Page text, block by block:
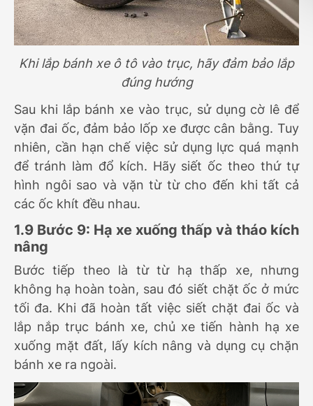
Khi lắp bánh xe ô tô vào trục, hãy đảm bảo lắp
đúng hướng
Sau khi lắp bánh xe vào trục, sử dụng cờ lê để
vặn đai ốc, đảm bảo lốp xe được cân bằng. Tuy
nhiên, cần hạn chế việc sử dụng lực quá mạnh
để tránh làm đổ kích. Hãy siết ốc theo thứ tự
hình ngôi sao và vặn từ từ cho đến khi tất cả
các ốc khít đều nhau.
1.9 Bước 9: Hạ xe xuống thấp và tháo kích
nâng
Bước tiếp theo là từ từ hạ thấp xe, nhưng
không hạ hoàn toàn, sau đó siết chặt ốc ở mức
tối đa. Khi đã hoàn tất việc siết chặt đai ốc và
lắp nắp trục bánh xe, chủ xe tiến hành hạ xe
xuống mặt đất, lấy kích nâng và dụng cụ chặn
bánh xe ra ngoài.